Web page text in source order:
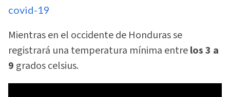
covid-19
Mientras en el occidente de Honduras se
registrará una temperatura mínima entrelos 3 a
9 grados celsius.